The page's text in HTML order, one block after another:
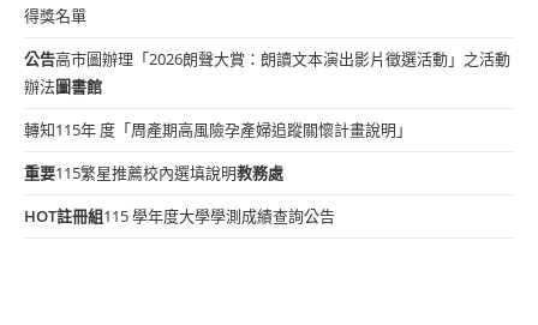
得獎名單
公告高市圖辦理「2026朗聲大賞：朗讀文本演出影片徵選活動」之活動
辦法圖書館
轉知115年 度「周產期高風險孕產婦追蹤關懷計畫說明」
重要115繁星推薦校內選填說明教務處
HOT註冊組115 學年度大學學測成績查詢公告